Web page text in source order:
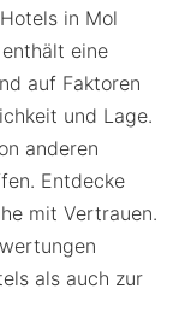
in Mol
eine
auf Faktoren
und Lage.
anderen
Entdecke
mit Vertrauen.
als auch zur